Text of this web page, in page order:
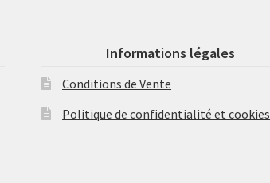
Informations légales
Conditions de Vente
Politique de confidentialité et cookies